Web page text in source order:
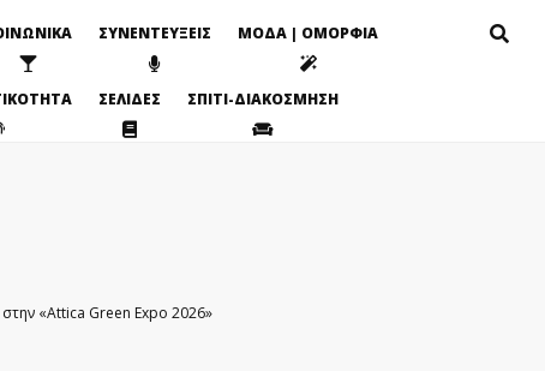
ΣΥΝΕΝΤΕΥΞΕΙΣ ΜΟΔΑ | ΟΜΟΡΦΙΑ
ΣΕΛΙΔΕΣ ΣΠΙΤΙ-ΔΙΑΚΟΣΜΗΣΗ
«Attica Green Expo 2026»